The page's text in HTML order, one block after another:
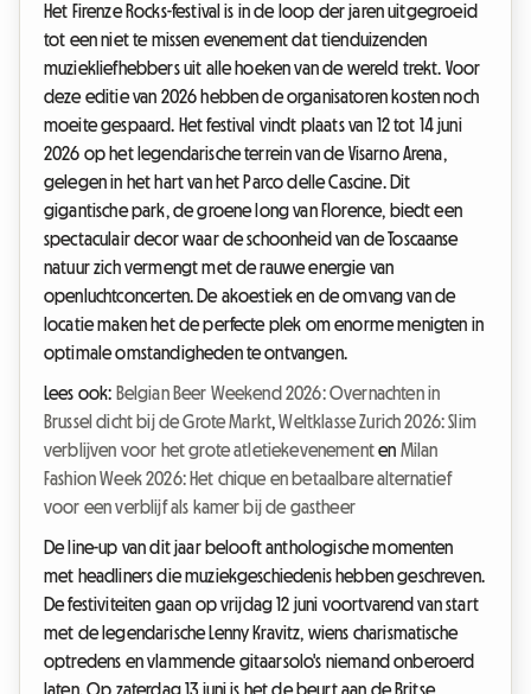
Het Firenze Rocks-festival is in de loop der jaren uitgegroeid
tot een niet te missen evenement dat tienduizenden
muziekliefhebbers uit alle hoeken van de wereld trekt. Voor
deze editie van 2026 hebben de organisatoren kosten noch
moeite gespaard. Het festival vindt plaats van 12 tot 14 juni
2026 op het legendarische terrein van de Visarno Arena,
gelegen in het hart van het Parco delle Cascine. Dit
gigantische park, de groene long van Florence, biedt een
spectaculair decor waar de schoonheid van de Toscaanse
natuur zich vermengt met de rauwe energie van
openluchtconcerten. De akoestiek en de omvang van de
locatie maken het de perfecte plek om enorme menigten in
optimale omstandigheden te ontvangen.
Lees ook: Belgian Beer Weekend 2026: Overnachten in
Brussel dicht bij de Grote Markt,Weltklasse Zurich 2026: Slim
verblijven voor het grote atletiekevenementen Milan
Fashion Week 2026: Het chique en betaalbare alternatief
voor een verblijf als kamer bij de gastheer
De line-up van dit jaar belooft anthologische momenten
met headliners die muziekgeschiedenis hebben geschreven.
De festiviteiten gaan op vrijdag 12 juni voortvarend van start
met de legendarische Lenny Kravitz, wiens charismatische
optredens en vlammende gitaarsolo's niemand onberoerd
laten. Op zaterdag 13 juni is het de beurt aan de Britse